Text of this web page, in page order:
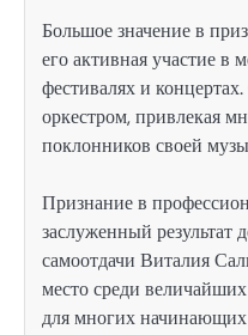
Большое значение в
его активная участие
фестивалях и
оркестром, привлекая
поклонников своей
Признание в
заслуженный результат
самоотдачи Виталия
место среди
для многих начинающих